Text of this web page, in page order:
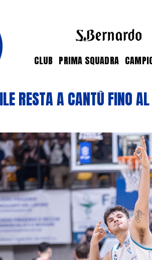
CLUB PRIMA SQUADRA
RESTA A CANTÙ FINO